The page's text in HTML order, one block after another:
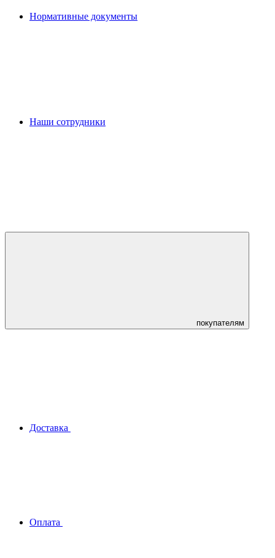
Нормативные документы
Наши сотрудники
покупателям
Доставка
Оплата